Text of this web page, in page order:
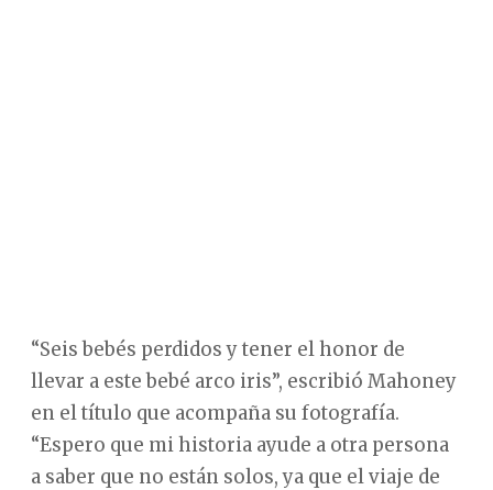
“Seis bebés perdidos y tener el honor de
llevar a este bebé arco iris”, escribió Mahoney
en el título que acompaña su fotografía.
“Espero que mi historia ayude a otra persona
a saber que no están solos, ya que el viaje de